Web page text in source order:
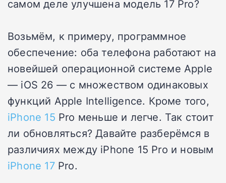
самом деле улучшена модель 17 Pro?
Возьмём, к примеру, программное
обеспечение: оба телефона работают на
новейшей операционной системе Apple
— iOS 26 — с множеством одинаковых
функций Apple Intelligence. Кроме того,
iPhone 15 Pro меньше и легче. Так стоит
ли обновляться? Давайте разберёмся в
различиях между iPhone 15 Pro и новым
iPhone 17Pro.